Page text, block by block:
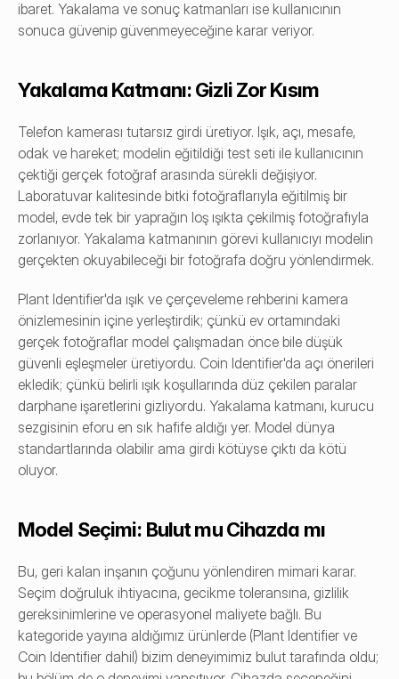
ibaret. Yakalama ve sonuç katmanları ise kullanıcının
sonuca güvenip güvenmeyeceğine karar veriyor.
Yakalama Katmanı: Gizli Zor Kısım
Telefon kamerası tutarsız girdi üretiyor. Işık, açı, mesafe,
odak ve hareket; modelin eğitildiği test seti ile kullanıcının
çektiği gerçek fotoğraf arasında sürekli değişiyor.
Laboratuvar kalitesinde bitki fotoğraflarıyla eğitilmiş bir
model, evde tek bir yaprağın loş ışıkta çekilmiş fotoğrafıyla
zorlanıyor. Yakalama katmanının görevi kullanıcıyı modelin
gerçekten okuyabileceği bir fotoğrafa doğru yönlendirmek.
Plant Identifier'da ışık ve çerçeveleme rehberini kamera
önizlemesinin içine yerleştirdik; çünkü ev ortamındaki
gerçek fotoğraflar model çalışmadan önce bile düşük
güvenli eşleşmeler üretiyordu. Coin Identifier'da açı önerileri
ekledik; çünkü belirli ışık koşullarında düz çekilen paralar
darphane işaretlerini gizliyordu. Yakalama katmanı, kurucu
sezgisinin eforu en sık hafife aldığı yer. Model dünya
standartlarında olabilir ama girdi kötüyse çıktı da kötü
oluyor.
Model Seçimi: Bulut mu Cihazda mı
Bu, geri kalan inşanın çoğunu yönlendiren mimari karar.
Seçim doğruluk ihtiyacına, gecikme toleransına, gizlilik
gereksinimlerine ve operasyonel maliyete bağlı. Bu
kategoride yayına aldığımız ürünlerde (Plant Identifier ve
Coin Identifier dahil) bizim deneyimimiz bulut tarafında oldu;